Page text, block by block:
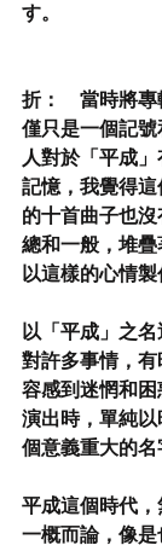
す。
折：　當時將
僅只是一個記
人對於「平成
記憶，我覺得
的十首曲子也
總和一般，堆
以這樣的心情製
以「平成」之
對許多事情，
容感到迷惘和
演出時，單純
個意義重大的名
平成這個時代
一概而論，像